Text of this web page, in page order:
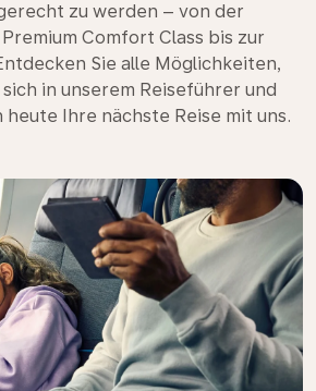
zu werden – von der
Comfort Class bis zur
Sie alle Möglichkeiten,
in unserem Reiseführer und
heute Ihre nächste Reise mit uns.